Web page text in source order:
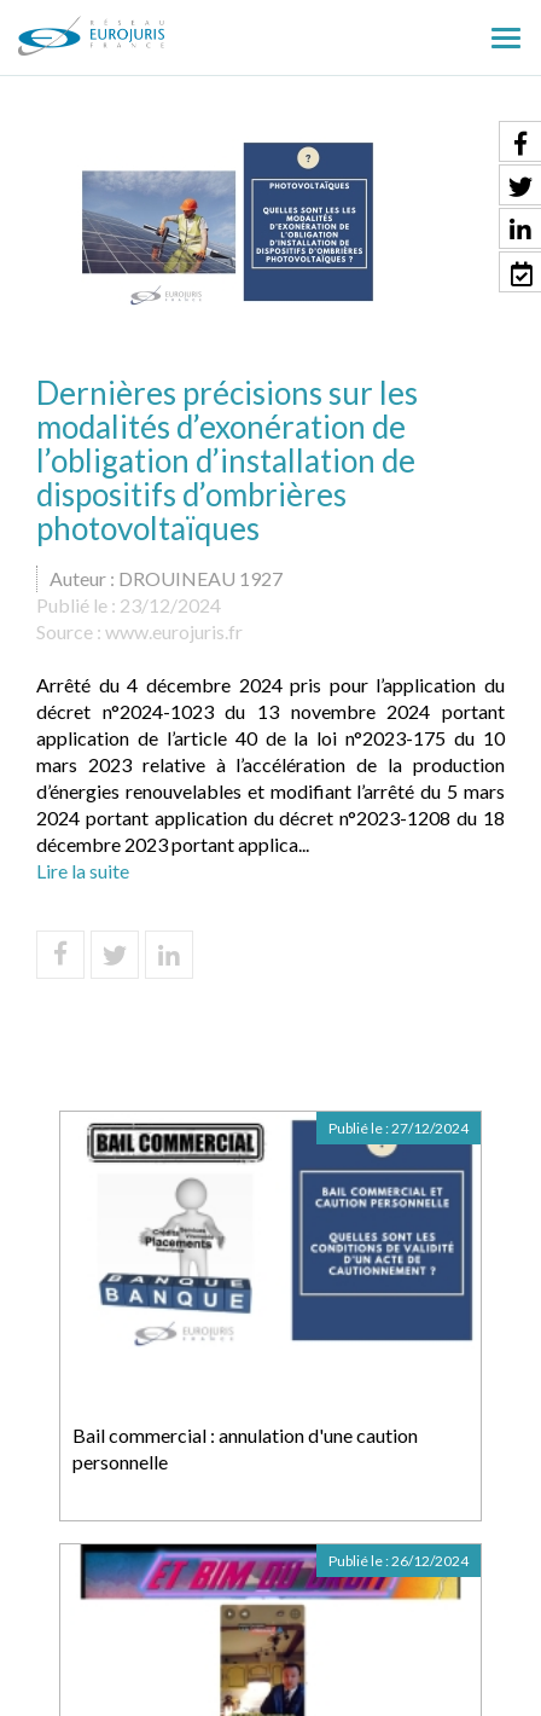
le
Dernières précisions sur les
modalités d’exonération de
l’obligation d’installation de
dispositifs d’ombrières
photovoltaïques
Auteur : DROUINEAU 1927
Publié le : 23/12/2024
Source : www.eurojuris.fr
Arrêté du 4 décembre 2024 pris pour l’application du
décret n°2024-1023 du 13 novembre 2024 portant
application de l’article 40 de la loi n°2023-175 du 10
mars 2023 relative à l’accélération de la production
d’énergies renouvelables et modifiant l’arrêté du 5 mars
2024 portant application du décret n°2023-1208 du 18
décembre 2023 portant applica...
Lire la suite
Bail commercial : annulation d'une caution
personnelle
Publié le :27/12/2024
Publié le :26/12/2024